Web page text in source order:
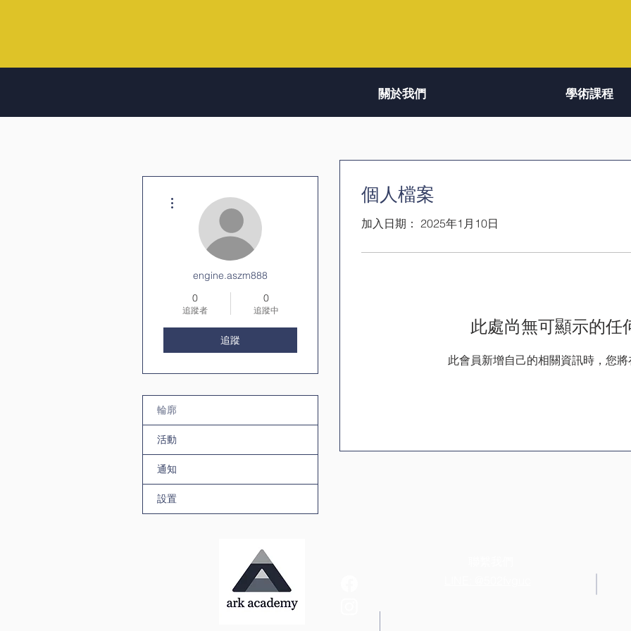
關於我們 學術課程
個人檔案
加入日期： 2025年1月10日
此處尚無可顯示的任
此會員新增自己的相關資訊時，您
engine.aszm888
0
追蹤者
0
追蹤中
追蹤
輪廓
活動
通知
設置